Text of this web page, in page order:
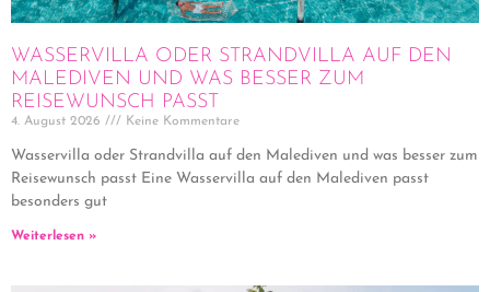
WASSERVILLA ODER STRANDVILLA AUF DEN
MALEDIVEN UND WAS BESSER ZUM
REISEWUNSCH PASST
4. August 2026 Keine Kommentare
Wasservilla oder Strandvilla auf den Malediven und was besser zum
Reisewunsch passt Eine Wasservilla auf den Malediven passt
besonders gut
Weiterlesen »